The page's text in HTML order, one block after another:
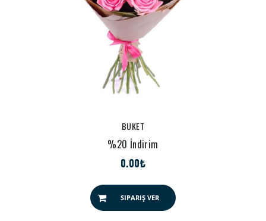
BUKET
%20 İndirim
0.00₺
SIPARIŞ VER